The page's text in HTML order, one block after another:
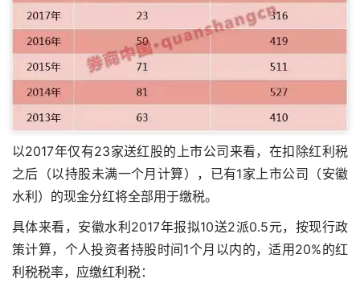
以2017年仅有23家送红股的上市公司来看，在扣除红利税
之后（以持股未满一个月计算），已有1家上市公司（安徽
水利）的现金分红将全部用于缴税。
具体来看，安徽水利2017年报拟10送2派0.5元，按现行政
策计算，个人投资者持股时间1个月以内的，适用20%的红
利税税率，应缴红利税：